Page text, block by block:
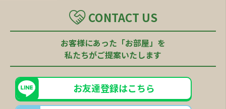
CONTACT US
お客様にあった「お部屋」を
私たちがご提案いたします
お友達登録はこちら